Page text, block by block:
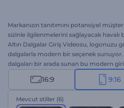
Markanızın tanıtımını potansiyel
sizinle ilgilenmelerini sağlayacak havalı
Altın Dalgalar Giriş Videosu, logonuzu
dalgalarla modern bir seçenek sunuyor.
dalgaları bir arada sunan bu modern
projelerinizi başarıya ulaştırın.
ve profesyonel giriş animasyonunu
Kurumsal giriş videoları, ürün
için mükemmel bir seçenek. Projenize
16:9 9:16
Mevcut stiller (6)